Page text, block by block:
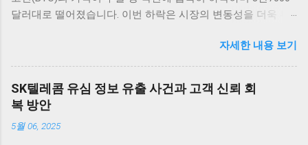
5% 이상 상승하면서 투자자들에게 희망적인 신호를 전달했습
응하는 것은 상당히 흥미로운 일이며, 앞으로의 동향에 대한 논
의가 필요합니다. 그 외에도 이더리움, 리플 등 다른 암호화폐들
도 비슷한 패턴을 보이고 있습니다. 이러한 상황에서 암호화폐
투자자들은 앞으로 금리가 어떻게 변화할지를 주의 깊게 지켜
상승할 수 있을지에 대한 불확실성이 여전히 존재하기 때문입
달러대로 떨어졌습니다. 이번 하락은 시장의 변동성을 더욱 부
다. 이러한 변화는 비트코인 및 암호화폐 시장 전체에 큰 영향을
미칠 것으로 보입니다. 비트코인 하락 배경: FOMC와 시장 반응
비트코인 가격이 8만7000달러대까지 떨어진 배경에는 미국 연
준의 금리 결정이 큰 역할을 하고 있습니다. 투자자들은 연준이
금리를 얼마나 인상할지를 주의 깊게 살펴보고 있으며, 이로 인
해 비트코인 시장에 부정적인 영향을 미치고 있습니다.
자세한 내용 보기
SK텔레콤 유심 정보 유출 사건과 고객 신뢰 회
복 방안
5월 06, 2025